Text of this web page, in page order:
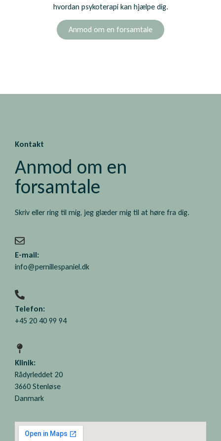
hvordan psykoterapi kan hjælpe dig.
Anmod om en forsamtale
Kontakt
Anmod om en
forsamtale
Skriv eller ring til mig, jeg glæder mig til at høre fra dig.
E-mail:
info@pernillespaniel.dk
Telefon:
+45 20 40 99 94
Klinik:
Rådyrleddet 20
3660 Stenløse
Danmark